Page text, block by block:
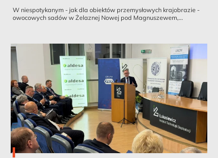
W niespotykanym - jak dla obiektów przemysłowych krajobrazie -
owocowych sadów w Żelaznej Nowej pod Magnuszewem,...